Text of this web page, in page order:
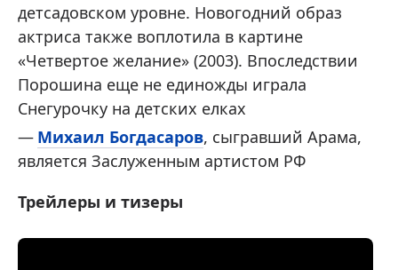
детсадовском уровне. Новогодний образ
актриса также воплотила в картине
«Четвертое желание» (2003). Впоследствии
Порошина еще не единожды играла
Снегурочку на детских елках
Михаил Богдасаров, сыгравший Арама,
является Заслуженным артистом РФ
Трейлеры и тизеры